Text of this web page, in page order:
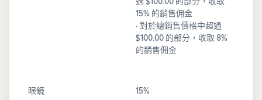
15% 的銷售佣金
· 對於總銷售價格中超過
$100.00 的部分，收取 8%
的銷售佣金
眼鏡 15%